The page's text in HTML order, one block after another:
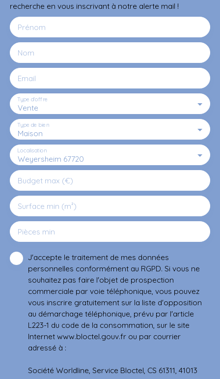
recherche en vous inscrivant à notre alerte mail !
Prénom
Nom
Email
Vente
Type d'offre
Maison
Type de bien
Weyersheim 67720
Localisation
Budget max (€)
Surface min (m²)
Pièces min
J'accepte le traitement de mes données
personnelles conformément au RGPD. Si vous ne
souhaitez pas faire l'objet de prospection
commerciale par voie téléphonique, vous pouvez
vous inscrire gratuitement sur la liste d'opposition
au démarchage téléphonique, prévu par l'article
L223-1 du code de la consommation, sur le site
Internet www.bloctel.gouv.fr ou par courrier
adressé à :
Société Worldline, Service Bloctel, CS 61311, 41013